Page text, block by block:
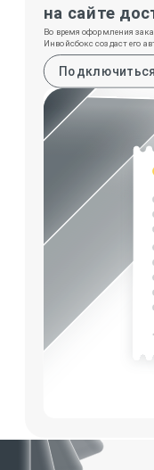
на сайте
Во время оформления
Инвойсбокс создаст его
Подключиться